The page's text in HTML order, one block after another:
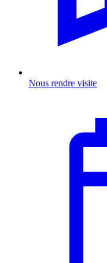
Nous rendre visite